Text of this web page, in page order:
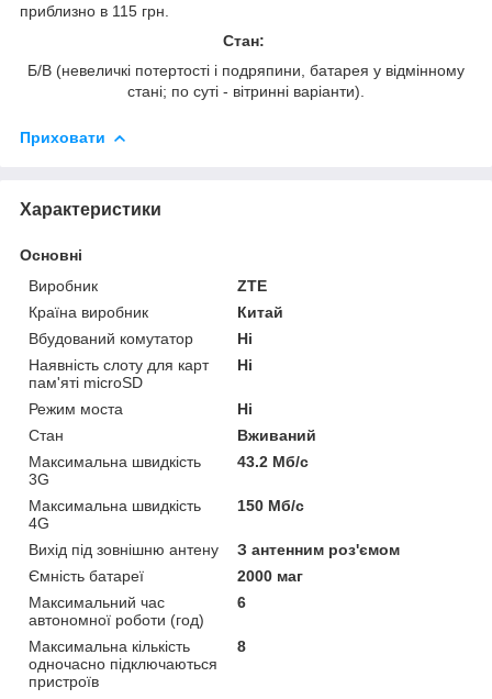
приблизно в 115 грн.
Стан:
Б/В (невеличкі потертості і подряпини, батарея у відмінному
стані; по суті - вітринні варіанти).
Приховати
Характеристики
Основні
Виробник
ZTE
Країна виробник
Китай
Вбудований комутатор
Ні
Наявність слоту для карт
пам'яті microSD
Ні
Режим моста
Ні
Стан
Вживаний
Максимальна швидкість
3G
43.2 Мб/с
Максимальна швидкість
4G
150 Мб/с
Вихід під зовнішню антену
З антенним роз'ємом
Ємність батареї
2000 маг
Максимальний час
автономної роботи (год)
6
Максимальна кількість
одночасно підключаються
пристроїв
8